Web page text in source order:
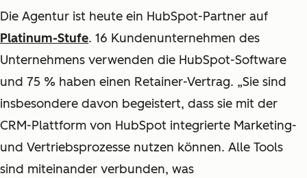
Die Agentur ist heute ein HubSpot-Partner auf
Platinum-Stufe. 16 Kundenunternehmen des
Unternehmens verwenden die HubSpot-Software
und 75 % haben einen Retainer-Vertrag. „Sie sind
insbesondere davon begeistert, dass sie mit der
CRM-Plattform von HubSpot integrierte Marketing-
und Vertriebsprozesse nutzen können. Alle Tools
sind miteinander verbunden, was